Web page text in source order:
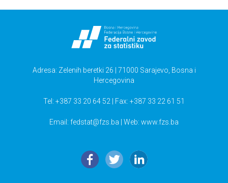
Adresa: Zelenih beretki 26 | 71000 Sarajevo, Bosna i
Hercegovina
Tel: +387 33 20 64 52 | Fax: +387 33 22 61 51
Email: fedstat@fzs.ba | Web: www.fzs.ba